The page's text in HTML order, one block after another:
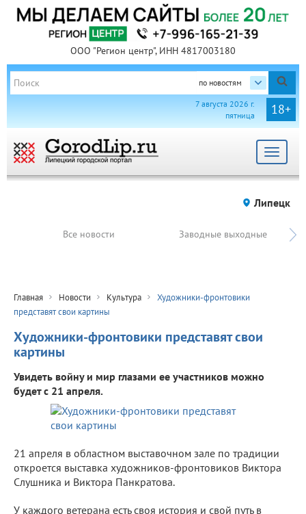
ООО "Регион центр", ИНН 4817003180
по новостям
18+
7 августа 2026 г.
пятница
Toggle
Липецк
Все новости Заводные выходные
Главная Новости Культура
Художники-фронтовики
представят свои картины
Художники-фронтовики представят свои
картины
Увидеть войну и мир глазами ее участников можно
будет с 21 апреля.
21 апреля в областном выставочном зале по традиции
откроется выставка художников-фронтовиков Виктора
Слушника и Виктора Панкратова.
У каждого ветерана есть своя история и свой путь в